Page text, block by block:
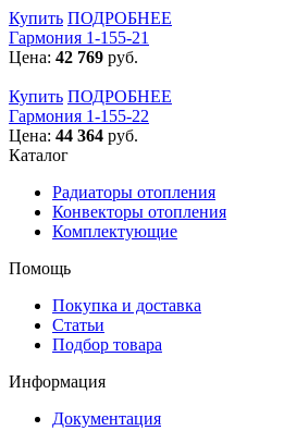
Купить ПОДРОБНЕЕ
Гармония 1-155-21
Цена: 42 769 руб.
Купить ПОДРОБНЕЕ
Гармония 1-155-22
Цена: 44 364 руб.
Каталог
Радиаторы отопления
Конвекторы отопления
Комплектующие
Помощь
Покупка и доставка
Статьи
Подбор товара
Информация
Документация